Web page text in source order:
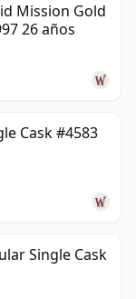
Mission Gold
26 años
Cask #4583
Single Cask